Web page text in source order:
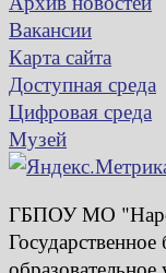
Вакансии
Карта сайта
Доступная среда
Цифровая среда
Музей
ГБПОУ МО